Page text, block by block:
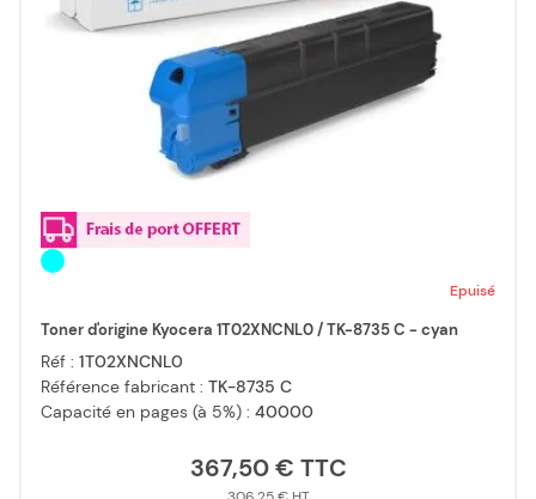
Epuisé
Toner d'origine Kyocera 1T02XNCNL0 / TK-8735 C - cyan
Réf : 1T02XNCNL0
Référence fabricant : TK-8735 C
Capacité en pages (à 5%) : 40000
367,50 €